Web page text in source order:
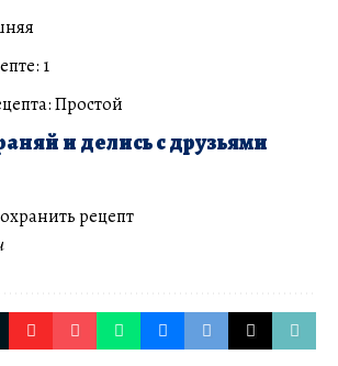
1
Простой
и делись с друзьями
рецепт